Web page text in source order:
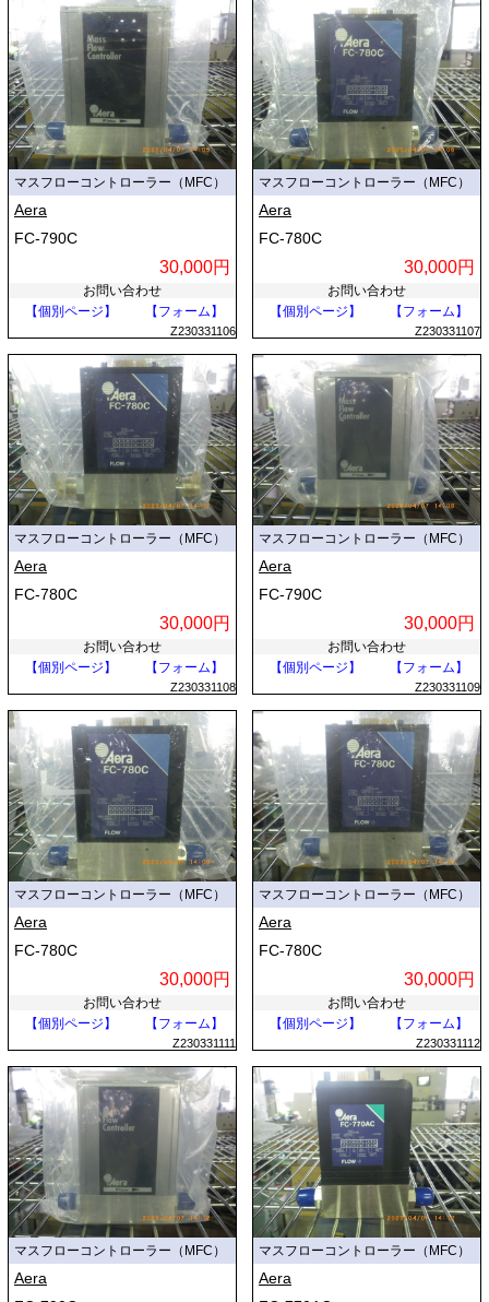
マスフローコントローラー（MFC）
Aera
FC-790C
30,000円
お問い合わせ
【個別ページ】
【フォーム】
Z230331106
マスフローコントローラー（MFC）
Aera
FC-780C
30,000円
お問い合わせ
【個別ページ】
【フォーム】
Z230331107
マスフローコントローラー（MFC）
Aera
FC-780C
30,000円
お問い合わせ
【個別ページ】
【フォーム】
Z230331108
マスフローコントローラー（MFC）
Aera
FC-790C
30,000円
お問い合わせ
【個別ページ】
【フォーム】
Z230331109
マスフローコントローラー（MFC）
Aera
FC-780C
30,000円
お問い合わせ
【個別ページ】
【フォーム】
Z230331111
マスフローコントローラー（MFC）
Aera
FC-780C
30,000円
お問い合わせ
【個別ページ】
【フォーム】
Z230331112
マスフローコントローラー（MFC）
Aera
マスフローコントローラー（MFC）
Aera